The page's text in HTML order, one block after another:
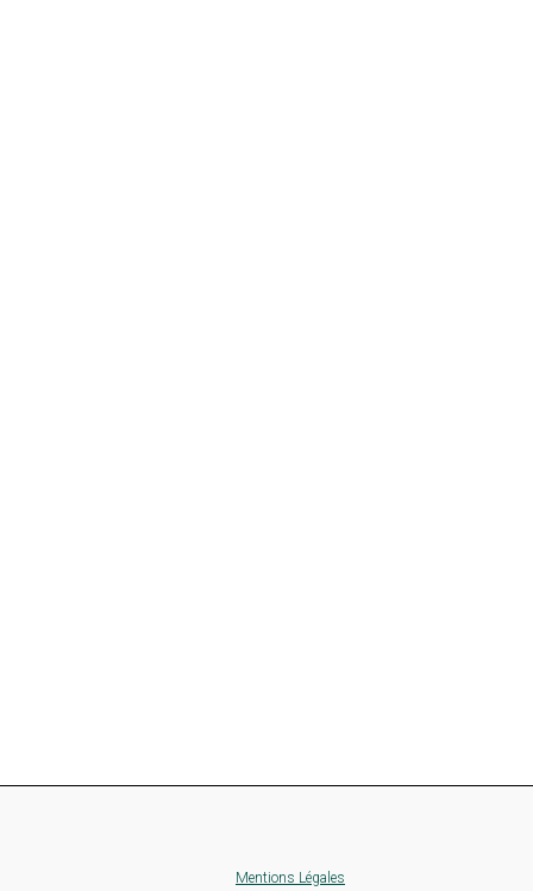
Mentions Légales